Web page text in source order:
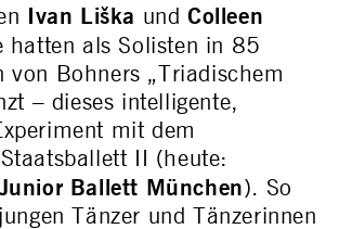
Ivan Liška undColleen
hatten als Solisten in 85
von Bohners „Triadischem
– dieses intelligente,
mit dem
II (heute:
Ballett München). So
Tänzer und Tänzerinnen